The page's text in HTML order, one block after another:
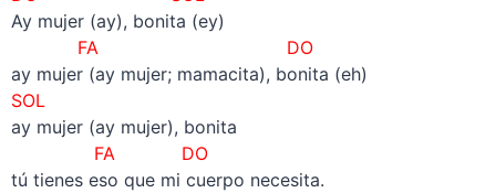
Ay mujer (ay), bonita (ey)
FA DO
ay mujer (ay mujer; mamacita), bonita (eh)
SOL
ay mujer (ay mujer), bonita
FA DO
tú tienes eso que mi cuerpo necesita.